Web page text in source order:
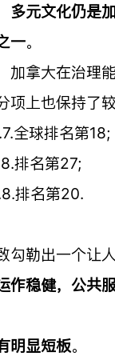
多元文化仍是
一。
加拿大在治理
项上也保持了较
全球排名第18;
排名第27;
排名第20.
勾勒出一个让
作稳健，公共
明显短板。